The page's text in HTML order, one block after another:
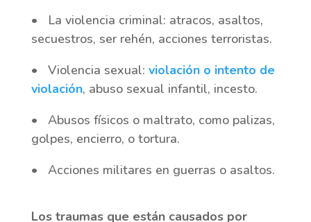
• La violencia criminal: atracos, asaltos,
secuestros, ser rehén, acciones terroristas.
• Violencia sexual: violación o intento de
violación, abuso sexual infantil, incesto.
• Abusos físicos o maltrato, como palizas,
golpes, encierro, o tortura.
• Acciones militares en guerras o asaltos.
Los traumas que están causados por